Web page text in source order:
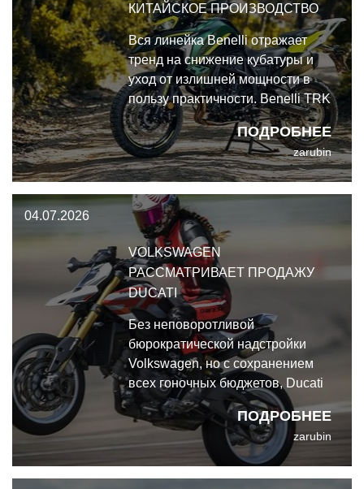
КИТАЙСКОЕ ПРОИЗВОДСТВО
ПОДРОБНЕЕ
Вся линейка Benelli отражает
тренд на снижение кубатуры и
уход от излишней мощности в
пользу практичности. Benelli TRK
702 — это не огнедышащий
снаряд, а рациональный
инструмент, который можно
использовать почти на всю
катушку, не выезжая за грань
разумного.
zarubin
04.07.2026
VOLKSWAGEN
РАССМАТРИВАЕТ ПРОДАЖУ
DUCATI
ПОДРОБНЕЕ
Без неповоротливой
бюрократической надстройки
Volkswagen, но с сохранением
всех гоночных бюджетов, Ducati
вполне способна расцвести как
независимый игрок.
zarubin